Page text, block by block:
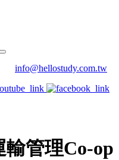
info@hellostudy.com.tw
管理Co-op